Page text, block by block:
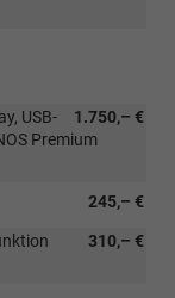
1.750,– €
USB-
Premium
245,– €
310,– €